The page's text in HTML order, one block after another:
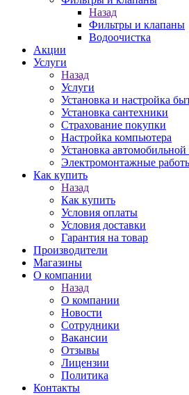
Назад
Фильтры и клапаны
Водоочистка
Акции
Услуги
Назад
Услуги
Установка и настройка
Установка сантехники
Страхование покупки
Настройка компьютера
Установка автомобильной
Электромонтажные
Как купить
Назад
Как купить
Условия оплаты
Условия доставки
Гарантия на товар
Производители
Магазины
О компании
Назад
О компании
Новости
Сотрудники
Вакансии
Отзывы
Лицензии
Политика
Контакты